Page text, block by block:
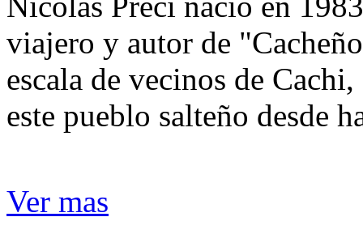
viajero y autor de
escala de vecinos de
este pueblo salteño desde
Ver mas